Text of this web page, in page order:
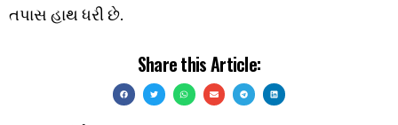
તપાસ હાથ ધરી છે.
Share this Article: